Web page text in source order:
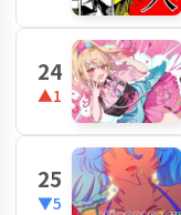
24
▲1
25
▼5